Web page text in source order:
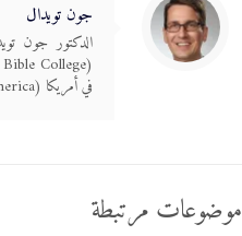
جون تويدال
الدكتور جون
في أمريكا (Presbyterian Church in America).
موضوعات مرتبطة